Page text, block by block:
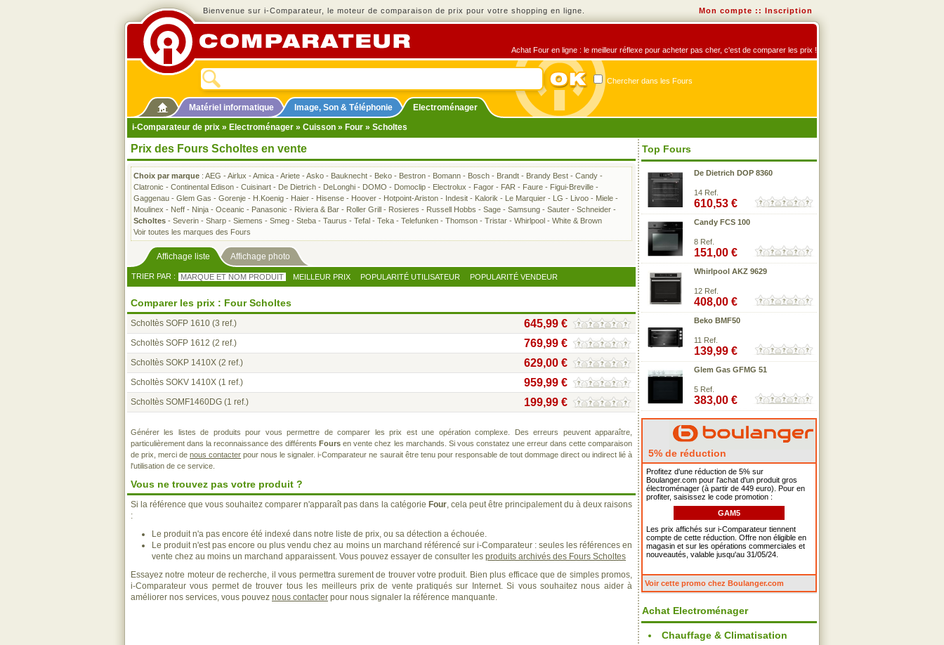
Bienvenue sur i-Comparateur, le moteur de comparaison de prix pour votre shopping en ligne. Mon compte :: Inscription
Achat Four en ligne : le meilleur réflexe pour acheter pas cher, c'est de comparer les prix !
Chercher dans les Fours
Matériel informatique Image, Son & Téléphonie
Electroménager
i-Comparateur de prix » Electroménager » Cuisson » Four » Scholtes
Prix des Fours Scholtes en vente
Choix par marque : AEG -Airlux -Amica -Ariete -Asko - Bauknecht - Beko - Bestron - Bomann - Bosch - Brandt - Brandy Best - Candy -
Clatronic - Continental Edison - Cuisinart - De Dietrich - DeLonghi - DOMO - Domoclip - Electrolux - Fagor - FAR - Faure - Figui-Breville -
Gaggenau - Glem Gas - Gorenje - H.Koenig - Haier - Hisense - Hoover - Hotpoint-Ariston - Indesit - Kalorik - Le Marquier - LG - Livoo - Miele -
Moulinex - Neff - Ninja - Oceanic - Panasonic - Riviera & Bar - Roller Grill - Rosieres - Russell Hobbs - Sage - Samsung - Sauter - Schneider -
Scholtes - Severin - Sharp - Siemens - Smeg - Steba - Taurus - Tefal - Teka - Telefunken - Thomson - Tristar - Whirlpool - White & Brown
Voir toutes les marques des Fours
Affichage liste Affichage photo
TRIER PAR : MARQUE ET NOM PRODUIT MEILLEUR PRIX POPULARITÉ UTILISATEUR POPULARITÉ VENDEUR
Comparer les prix : Four Scholtes
Scholtès SOFP 1610 (3 ref.) 645,99 €
Scholtès SOFP 1612 (2 ref.) 769,99 €
Scholtès SOKP 1410X (2 ref.) 629,00 €
Scholtès SOKV 1410X (1 ref.) 959,99 €
Scholtès SOMF1460DG (1 ref.) 199,99 €
Générer les listes de produits pour vous permettre de comparer les prix est une opération complexe. Des erreurs peuvent apparaître,
particulièrement dans la reconnaissance des différentsFours en vente chez les marchands. Si vous constatez une erreur dans cette comparaison
de prix, merci denous contacter pour nous le signaler. i-Comparateur ne saurait être tenu pour responsable de tout dommage direct ou indirect lié à
l'utilisation de ce service.
Vous ne trouvez pas votre produit ?
Si la référence que vous souhaitez comparer n'apparaît pas dans la catégorie Four, cela peut être principalement du à deux raisons
:
Le produit n'a pas encore été indexé dans notre liste de prix, ou sa détection a échouée.
Le produit n'est pas encore ou plus vendu chez au moins un marchand référencé sur i-Comparateur : seules les références en
vente chez au moins un marchand apparaissent. Vous pouvez essayer de consulter les produits archivés des Fours Scholtes
Essayez notre moteur de recherche, il vous permettra surement de trouver votre produit. Bien plus efficace que de simples promos,
i-Comparateur vous permet de trouver tous les meilleurs prix de vente pratiqués sur Internet. Si vous souhaitez nous aider à
améliorer nos services, vous pouvez nous contacter pour nous signaler la référence manquante.
Top Fours
De Dietrich DOP 8360
14 Ref.
610,53 €
Candy FCS 100
8 Ref.
151,00 €
Whirlpool AKZ 9629
12 Ref.
408,00 €
Beko BMF50
11 Ref.
139,99 €
Glem Gas GFMG 51
5 Ref.
383,00 €
5% de réduction
Profitez d'une réduction de 5% sur
Boulanger.com pour l'achat d'un produit gros
électroménager (à partir de 449 euro). Pour en
profiter, saisissez le code promotion :
GAM5
Les prix affichés sur i-Comparateur tiennent
compte de cette réduction. Offre non éligible en
magasin et sur les opérations commerciales et
nouveautés, valable jusqu'au 31/05/24.
Voir cette promo chez Boulanger.com
Achat Electroménager
Chauffage & Climatisation